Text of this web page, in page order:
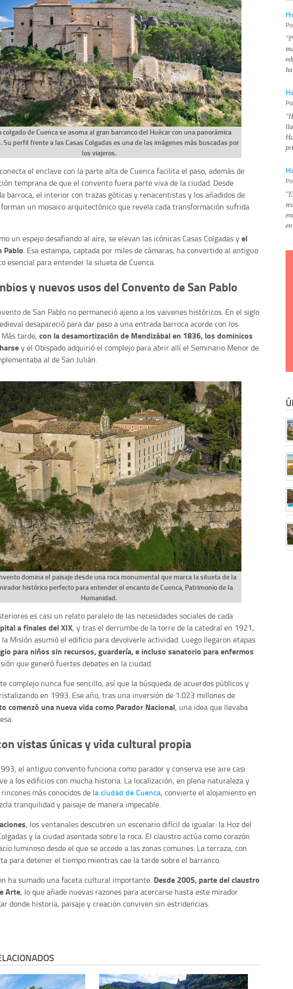
colgado de Cuenca se asoma al gran barranco del Huécar con una panorámica
perfil frente a las Casas Colgadas es una de las imágenes más buscadas por
los viajeros.
el enclave con la parte alta de Cuenca facilita el paso, además de
temprana de que el convento fuera parte viva de la ciudad. Desde
barroca, el interior con trazas góticas y renacentistas y los añadidos de
un mosaico arquitectónico que revela cada transformación sufrida
un espejo desafiando al aire, se elevan las icónicas Casas Colgadas yel
Pablo. Esa estampa, captada por miles de cámaras, ha convertido al antiguo
esencial para entender la silueta de Cuenca.
y nuevos usos del Convento de San Pablo
de San Pablo no permaneció ajeno a los vaivenes históricos. En el siglo
desapareció para dar paso a una entrada barroca acorde con los
tarde, con la desamortización de Mendizábal en 1836, los dominicos
y el Obispado adquirió el complejo para abrir allí el Seminario Menor de
al de San Julián.
domina el paisaje desde una roca monumental que marca la silueta de la
histórico perfecto para entender el encanto de Cuenca, Patrimonio de la
Humanidad.
es casi un relato paralelo de las necesidades sociales de cada
a finales del XIX, y tras el derrumbe de la torre de la catedral en 1921,
la Misión asumió el edificio para devolverle actividad. Luego llegaron etapas
para niños sin recursos, guardería, e incluso sanatorio para enfermos
que generó fuertes debates en la ciudad.
complejo nunca fue sencillo, así que la búsqueda de acuerdos públicos y
en 1993. Ese año, tras una inversión de 1.023 millones de
comenzó una nueva vida como Parador Nacional, una idea que llevaba
vistas únicas y vida cultural propia
el antiguo convento funciona como parador y conserva ese aire casi
a los edificios con mucha historia. La localización, en plena naturaleza y
más conocidos de la ciudad de Cuenca, convierte el alojamiento en
tranquilidad y paisaje de manera impecable.
, los ventanales descubren un escenario difícil de igualar: la Hoz del
y la ciudad asentada sobre la roca. El claustro actúa como corazón
luminoso desde el que se accede a las zonas comunes. La terraza, con
para detener el tiempo mientras cae la tarde sobre el barranco.
ha sumado una faceta cultural importante. Desde 2005, parte del claustro
Arte, lo que añade nuevas razones para acercarse hasta este mirador
donde historia, paisaje y creación conviven sin estridencias.